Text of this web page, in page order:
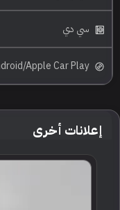
سي دي
Android/Apple Car Play
إعلانات أخرى